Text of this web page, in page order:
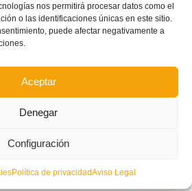
nos permitirá procesar datos como el
o las identificaciones únicas en este sitio.
puede afectar negativamente a
Aceptar
Denegar
Configuración
Política de privacidadAviso Legal
casa, ante tu afición, porque te
de ida para rematar en casa. No
y puedes gestionar la
de 180 minutos”.
ETIQUETADO BAJO: